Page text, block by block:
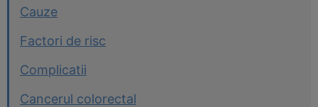
Cauze
Factori de risc
Complicatii
Cancerul colorectal